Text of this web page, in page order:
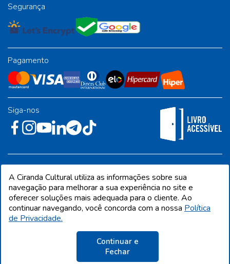
Segurança
Pagamento
Siga-nos
Industrial - Jandira/SP - CEP 06612-001
CIRANDA CULTURAL EDITORA E DISTRIBUIDORA LTDA. Todos os direitos
reservados. Proibida reprodução total ou parcial. Preços e estoque sujeito a
alterações sem aviso prévio.
CNPJ 68.216.860/0001-09 | IE 398.136.177.113
A Ciranda Cultural utiliza as informações sobre sua
navegação para melhorar a sua experiência no site e
oferecer soluções mais adequada para o cliente. Ao
continuar navegando, você concorda com a nossa Política
de Privacidade.
Continuar e
Fechar